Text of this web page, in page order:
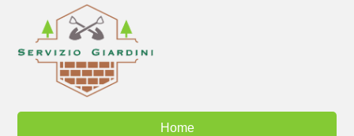
Home